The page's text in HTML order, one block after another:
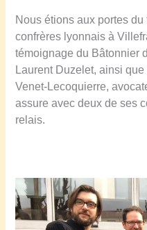
Nous étions aux portes
confrères lyonnais à
témoignage du Bâtonnier
Laurent Duzelet, ainsi
Venet-Lecoquierre,
assure avec deux de ses
relais.